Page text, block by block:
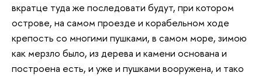
вкратце туда же последовати будут, при котором
острове, на самом проезде и корабельном ходе
крепость со многими пушками, в самом море, зимою
как мерзло было, из дерева и камени основана и
построена есть, и уже и пушками вооружена, и тако